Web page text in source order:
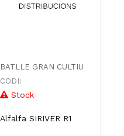
BATLLE GRAN CULTIU
CODI:
Stock
Alfalfa SIRIVER R1